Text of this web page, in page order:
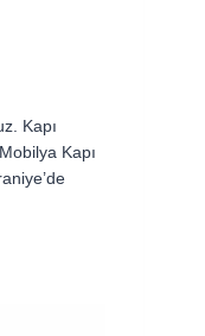
Kapı
Kapı